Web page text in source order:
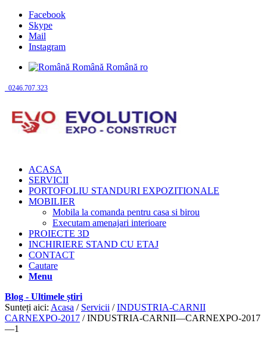
Facebook
Skype
Mail
Instagram
Română Română ro
0246.707.323
ACASA
SERVICII
PORTOFOLIU STANDURI EXPOZITIONALE
MOBILIER
Mobila la comanda pentru casa si birou
Executam amenajari interioare
PROIECTE 3D
INCHIRIERE STAND CU ETAJ
CONTACT
Cautare
Menu
Blog - Ultimele știri
Sunteți aici: Acasa / Servicii / INDUSTRIA-CARNII
CARNEXPO-2017 / INDUSTRIA-CARNII—CARNEXPO-2017
—1